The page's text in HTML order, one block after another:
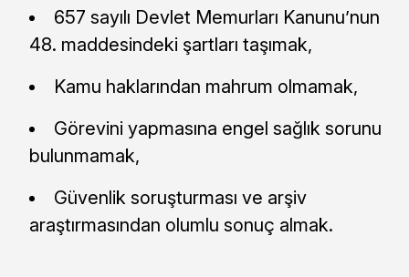
657 sayılı Devlet Memurları Kanunu’nun
48. maddesindeki şartları taşımak,
Kamu haklarından mahrum olmamak,
Görevini yapmasına engel sağlık sorunu
bulunmamak,
Güvenlik soruşturması ve arşiv
araştırmasından olumlu sonuç almak.